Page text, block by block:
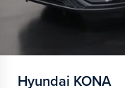
Hyundai KONA